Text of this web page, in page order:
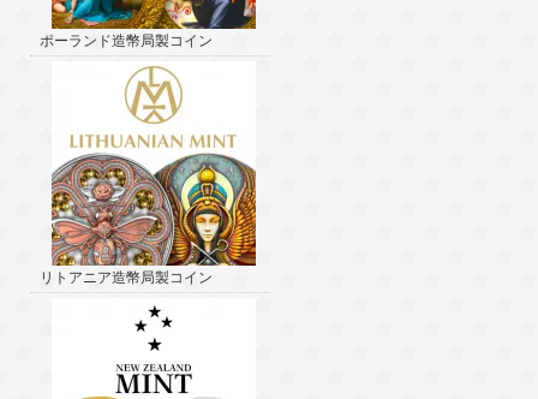
ポーランド造幣局製コイン
リトアニア造幣局製コイン